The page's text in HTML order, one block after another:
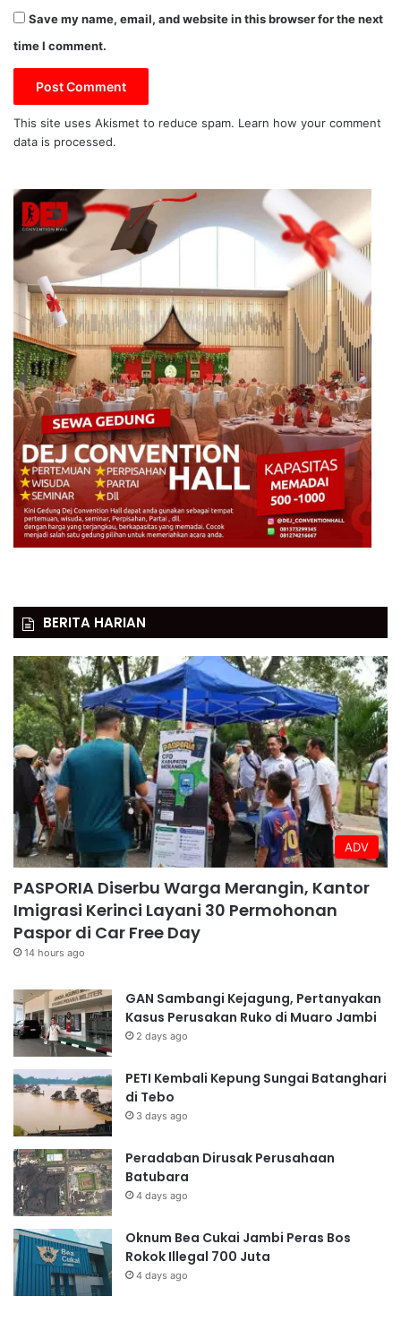
Save my name, email, and website in this browser for the next
time I comment.
This site uses Akismet to reduce spam. Learn how your comment
data is processed.
BERITA HARIAN
ADV
PASPORIA Diserbu Warga Merangin, Kantor
Imigrasi Kerinci Layani 30 Permohonan
Paspor di Car Free Day
14 hours ago
GAN Sambangi Kejagung, Pertanyakan
Kasus Perusakan Ruko di Muaro Jambi
2 days ago
PETI Kembali Kepung Sungai Batanghari
di Tebo
3 days ago
Peradaban Dirusak Perusahaan
Batubara
4 days ago
Oknum Bea Cukai Jambi Peras Bos
Rokok Illegal 700 Juta
4 days ago